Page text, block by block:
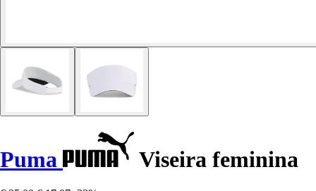
Puma Viseira feminina